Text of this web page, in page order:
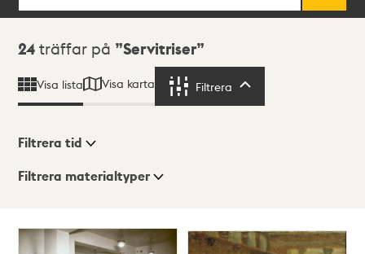
Sökresultat
24 träffar på Servitriser
Visa lista Visa karta Filtrera
Visningsläge
Lista
Karta
Filtrera tid
Filtrera materialtyper
träffar